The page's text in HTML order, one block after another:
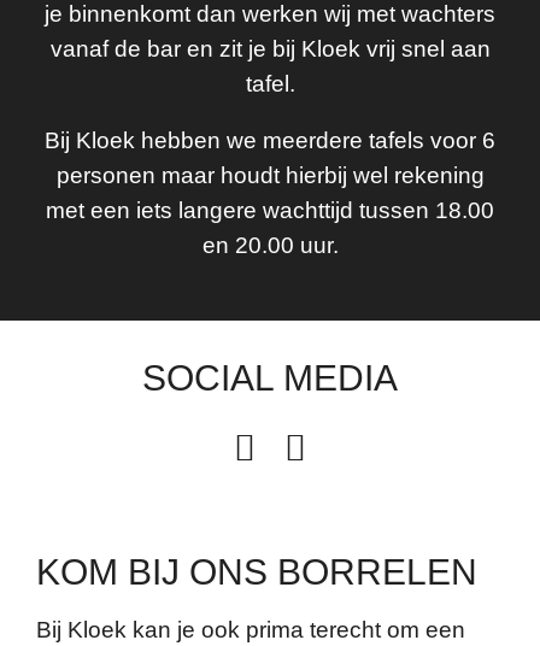
je binnenkomt dan werken wij met wachters
vanaf de bar en zit je bij Kloek vrij snel aan
tafel.
Bij Kloek hebben we meerdere tafels voor 6
personen maar houdt hierbij wel rekening
met een iets langere wachttijd tussen 18.00
en 20.00 uur.
SOCIAL MEDIA
KOM BIJ ONS BORRELEN
Bij Kloek kan je ook prima terecht om een